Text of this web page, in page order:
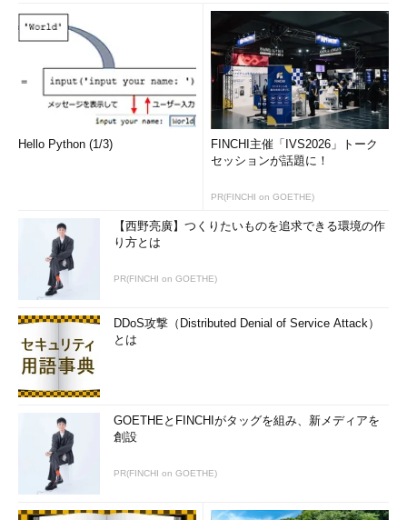
Hello Python (1/3)
FINCHI主催「IVS2026」トーク
セッションが話題に！
PR(FINCHI on GOETHE)
【西野亮廣】つくりたいものを追求できる環境の作
り方とは
PR(FINCHI on GOETHE)
DDoS攻撃（Distributed Denial of Service Attack）
とは
GOETHEとFINCHIがタッグを組み、新メディアを
創設
PR(FINCHI on GOETHE)